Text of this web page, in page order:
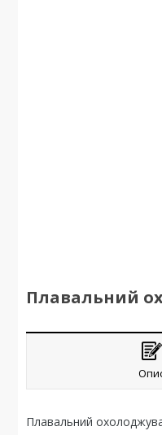
Плавальний
Плавальний